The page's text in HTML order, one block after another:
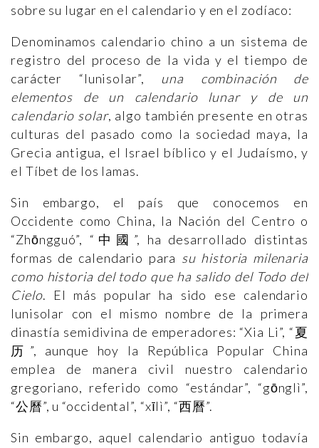
sobre su lugar en el calendario y en el zodíaco:
Denominamos calendario chino a un sistema de
registro del proceso de la vida y el tiempo de
carácter “lunisolar”, una combinación de
elementos de un calendario lunar y de un
calendario solar, algo también presente en otras
culturas del pasado como la sociedad maya, la
Grecia antigua, el Israel bíblico y el Judaísmo, y
el Tíbet de los lamas.
Sin embargo, el país que conocemos en
Occidente como China, la Nación del Centro o
“Zhōngguó”, “中國”, ha desarrollado distintas
formas de calendario para su historia milenaria
como historia del todo que ha salido del Todo del
Cielo. El más popular ha sido ese calendario
lunisolar con el mismo nombre de la primera
dinastía semidivina de emperadores: “Xia Li”, “夏
历”, aunque hoy la República Popular China
emplea de manera civil nuestro calendario
gregoriano, referido como “estándar”, “gōnglì”,
“公曆”, u “occidental”, “xīlì”, “西曆”.
Sin embargo, aquel calendario antiguo todavía